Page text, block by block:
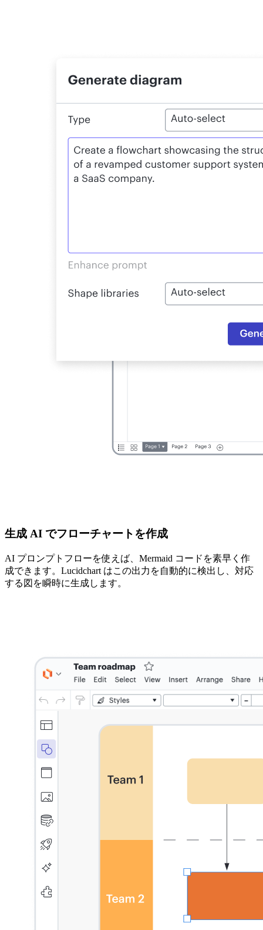
生成 AI でフローチャートを作成
AI プロンプトフローを使えば、Mermaid コードを素早く作
成できます。Lucidchart はこの出力を自動的に検出し、対応
する図を瞬時に生成します。